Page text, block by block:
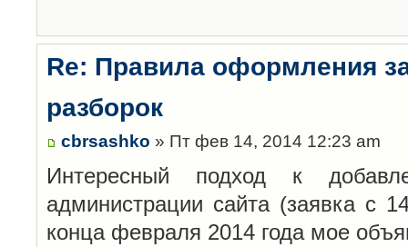
Re: Правила оформления
разборок
cbrsashko » Пт фев 14, 2014 12:23 am
Интересный подход к
администрации сайта (заявка с
конца февраля 2014 года мое